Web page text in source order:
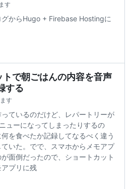
す
からHugo + Firebase Hostingに
で朝ごはんの内容を音声
する
す
ているのだけど、レパートリーが
ューになってしまったりするの
を食べたか記録してなるべく違う
いた。でで、スマホからメモアプ
面倒だったので、ショートカット
プリに残